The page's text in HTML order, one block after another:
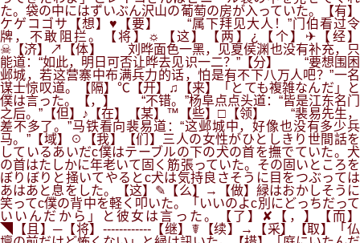
た。袋の中にはずいぶん沢山の葡萄の房が入っていた。【有】
ケゲコゴサ【想】♥【要】 “属下拜见大人！”门伯看过令
牌，不敢阻拦。【将】☼【这】【两】¿【个】✈【经】
☠【济】↗【体】 刘晔面色一黑，见夏侯渊也没有补充，只
能道：“如此，明日可否让晔去见识一二？”【分】 “要想围困
邺城，若这营寨中布满兵力的话，怕是有不下八万人吧？”一名
谋士惊叹道。【隔】℃【开】♫【来】「とても複雑なんだ」と
僕は言った。【，】 “不错。”杨阜点点头道：“皆是江东名门
之后。”【但】♪【在】【某】™【些】□【领】 “裴易先生，
差不多了。”马铁看向裴易道：“这邺城中，好像也没有多少兵
马。”【域】☉【我】【们】三人の女性がひとしきり世間話を
しているあいだc僕はテーブルの下の犬の首を撫でていた。犬
の首はたしかに年老いて固く筋張っていた。その固いところを
ぼりぼりと掻いてやるとc犬は気持良さそうに目をつぶっては
あはあと息をした。【这】✎【么】→【做】緑はおかしそうに
笑ってc僕の背中を軽く叩いた。「いいのよc別にどっちだって
いいんだから」と彼女は言った。【了】✘【，】【而】
◥【且】─【将】------------【继】☤【续】→【采】【取】「仏